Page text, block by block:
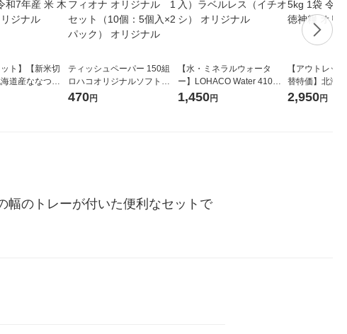
ット】【新米切
道産ななつぼ
1袋 令和7年産
ティッシュペーパー 150組
ロハコオリジナルソフトパ
ックティッシュ フィオナ オ
470円
【水・ミネラルウォータ
ー】LOHACO Water 410ml
1箱（20本入）ラベルレス
1,450円
【アウトレッ
替特価】北海
し 精白米 5kg
2,950円
幅のトレーが付いた便利なセットで